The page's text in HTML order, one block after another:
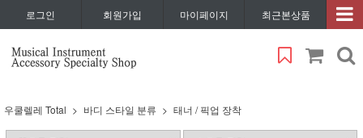
로그인 회원가입 마이페이지 최근본상품
우쿨렐레 Total 바디 스타일 분류 태너 / 픽업 장착